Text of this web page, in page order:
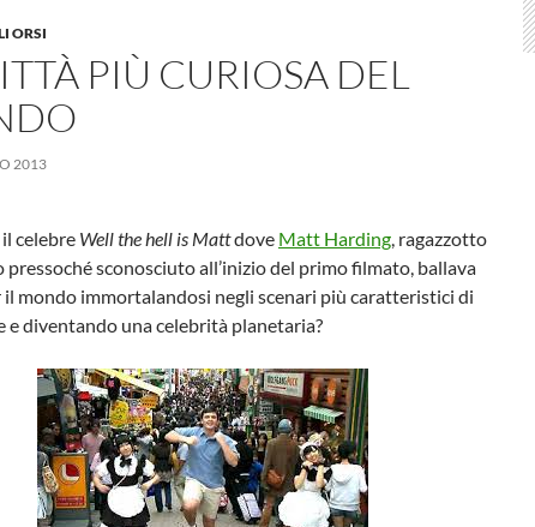
ORSI
PIÙ CURIOSA DEL
2013
celebre Well the hell is Mattdove Matt Harding, ragazzotto
pressoché sconosciuto all’inizio del primo filmato, ballava
il mondo immortalandosi negli scenari più caratteristici di
e diventando una celebrità planetaria?